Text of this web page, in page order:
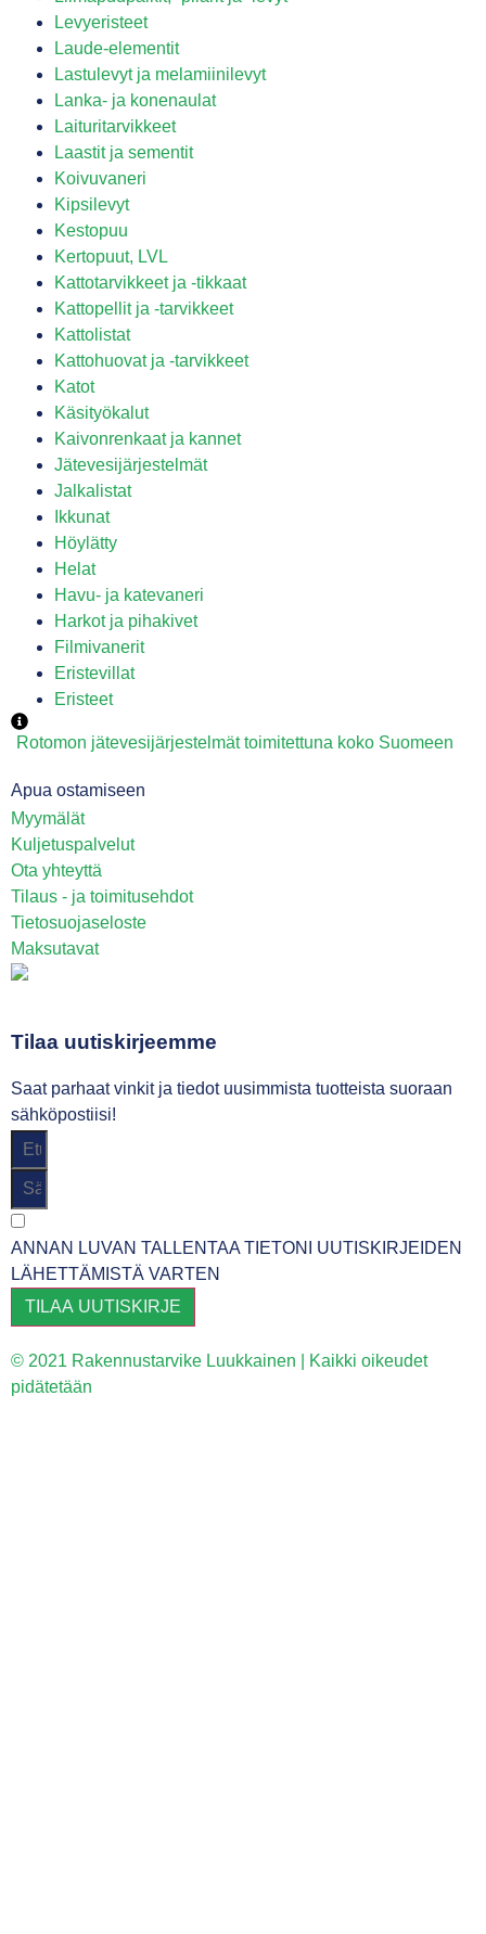
Levyeristeet
Laude-elementit
Lastulevyt ja melamiinilevyt
Lanka- ja konenaulat
Laituritarvikkeet
Laastit ja sementit
Koivuvaneri
Kipsilevyt
Kestopuu
Kertopuut, LVL
Kattotarvikkeet ja -tikkaat
Kattopellit ja -tarvikkeet
Kattolistat
Kattohuovat ja -tarvikkeet
Katot
Käsityökalut
Kaivonrenkaat ja kannet
Jätevesijärjestelmät
Jalkalistat
Ikkunat
Höylätty
Helat
Havu- ja katevaneri
Harkot ja pihakivet
Filmivanerit
Eristevillat
Eristeet
Rotomon jätevesijärjestelmät toimitettuna koko Suomeen
Apua ostamiseen
Myymälät
Kuljetuspalvelut
Ota yhteyttä
Tilaus - ja toimitusehdot
Tietosuojaseloste
Maksutavat
Tilaa uutiskirjeemme
Saat parhaat vinkit ja tiedot uusimmista tuotteista suoraan
sähköpostiisi!
ANNAN LUVAN TALLENTAA TIETONI UUTISKIRJEIDEN
LÄHETTÄMISTÄ VARTEN
TILAA UUTISKIRJE
© 2021 Rakennustarvike Luukkainen | Kaikki oikeudet
pidätetään